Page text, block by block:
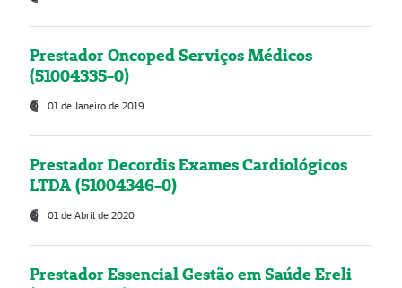
Prestador Oncoped Serviços Médicos
(51004335-0)
01 de Janeiro de 2019
Prestador Decordis Exames Cardiológicos
LTDA (51004346-0)
01 de Abril de 2020
Prestador Essencial Gestão em Saúde Ereli